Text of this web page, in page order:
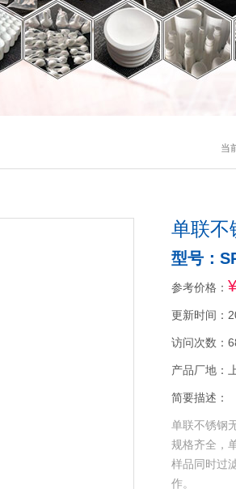
当
单联不
型号：
参考价格：
更新时间：
访问次数：
产品厂地：
简要描述：
单联不锈钢
规格齐全，
样品同时过
作。